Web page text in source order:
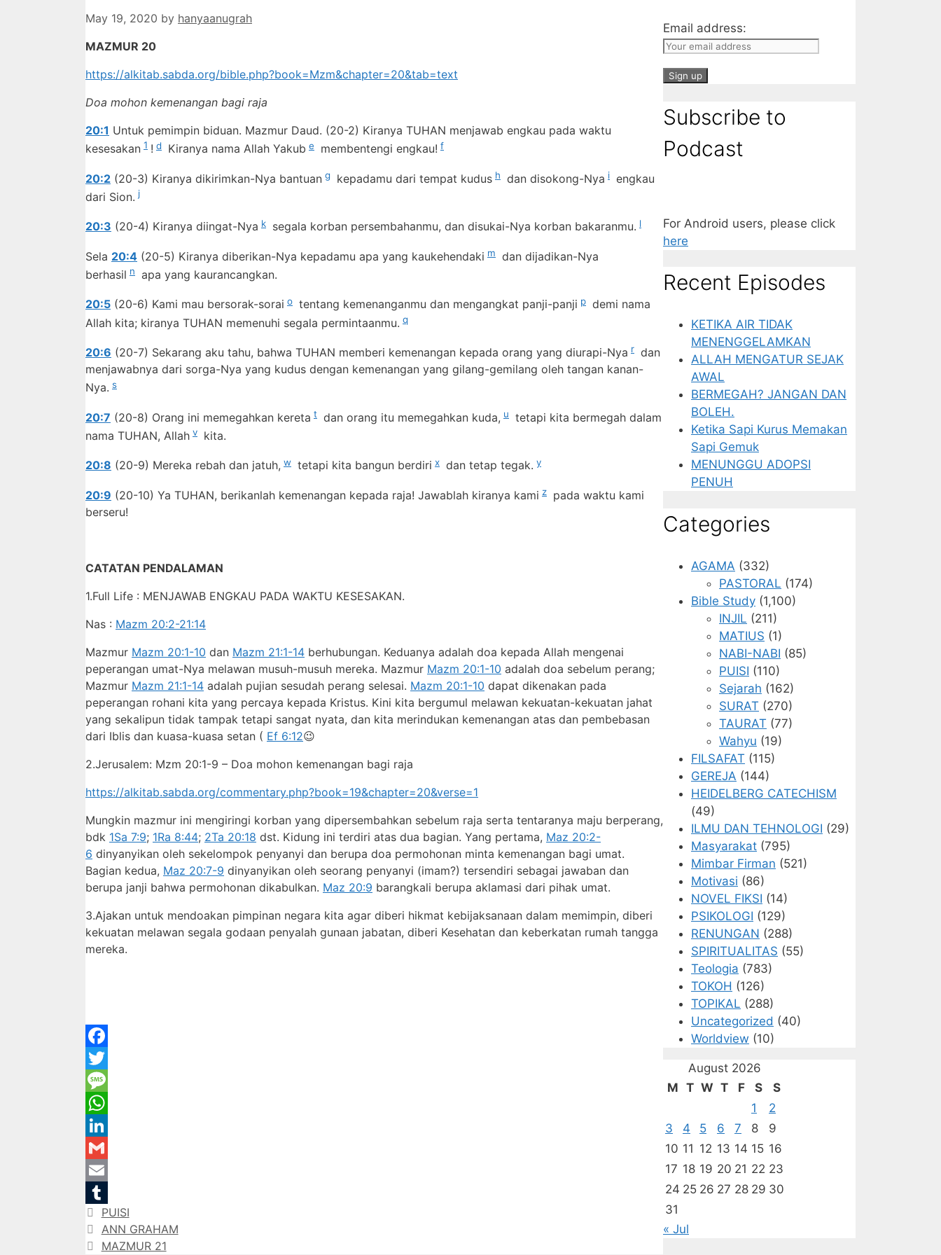
May 19, 2020 by hanyaanugrah
MAZMUR 20
https://alkitab.sabda.org/bible.php?book=Mzm&chapter=20&tab=text
Doa mohon kemenangan bagi raja
20:1 Untuk pemimpin biduan. Mazmur Daud. (20-2) Kiranya TUHAN menjawab engkau pada waktu
kesesakan 1 ! d Kiranya nama Allah Yakub e membentengi engkau! f
20:2 (20-3) Kiranya dikirimkan-Nya bantuan g kepadamu dari tempat kudus h dan disokong-Nya i engkau
dari Sion. j
20:3 (20-4) Kiranya diingat-Nya k segala korban persembahanmu, dan disukai-Nya korban bakaranmu. l
Sela 20:4 (20-5) Kiranya diberikan-Nya kepadamu apa yang kaukehendaki m
dan dijadikan-Nya
berhasil n apa yang kaurancangkan.
20:5 (20-6) Kami mau bersorak-sorai o tentang kemenanganmu dan mengangkat panji-panji p demi nama
Allah kita; kiranya TUHAN memenuhi segala permintaanmu. q
20:6 (20-7) Sekarang aku tahu, bahwa TUHAN memberi kemenangan kepada orang yang diurapi-Nya r dan
menjawabnya dari sorga-Nya yang kudus dengan kemenangan yang gilang-gemilang oleh tangan kanan-
Nya. s
20:7 (20-8) Orang ini memegahkan kereta t dan orang itu memegahkan kuda, u
tetapi kita bermegah dalam
nama TUHAN, Allah v kita.
20:8 (20-9) Mereka rebah dan jatuh, w tetapi kita bangun berdiri x dan tetap tegak. y
20:9 (20-10) Ya TUHAN, berikanlah kemenangan kepada raja! Jawablah kiranya kami z
pada waktu kami
berseru!
CATATAN PENDALAMAN
1.Full Life : MENJAWAB ENGKAU PADA WAKTU KESESAKAN.
Nas : Mazm 20:2-21:14
Mazmur Mazm 20:1-10 dan Mazm 21:1-14 berhubungan. Keduanya adalah doa kepada Allah mengenai
peperangan umat-Nya melawan musuh-musuh mereka. Mazmur Mazm 20:1-10 adalah doa sebelum perang;
Mazmur Mazm 21:1-14 adalah pujian sesudah perang selesai. Mazm 20:1-10 dapat dikenakan pada
peperangan rohani kita yang percaya kepada Kristus. Kini kita bergumul melawan kekuatan-kekuatan jahat
yang sekalipun tidak tampak tetapi sangat nyata, dan kita merindukan kemenangan atas dan pembebasan
dari Iblis dan kuasa-kuasa setan ( Ef 6:12😉
2.Jerusalem: Mzm 20:1-9 – Doa mohon kemenangan bagi raja
https://alkitab.sabda.org/commentary.php?book=19&chapter=20&verse=1
Mungkin mazmur ini mengiringi korban yang dipersembahkan sebelum raja serta tentaranya maju berperang,
bdk 1Sa 7:9; 1Ra 8:44; 2Ta 20:18 dst. Kidung ini terdiri atas dua bagian. Yang pertama, Maz 20:2-
6 dinyanyikan oleh sekelompok penyanyi dan berupa doa permohonan minta kemenangan bagi umat.
Bagian kedua, Maz 20:7-9 dinyanyikan oleh seorang penyanyi (imam?) tersendiri sebagai jawaban dan
berupa janji bahwa permohonan dikabulkan. Maz 20:9 barangkali berupa aklamasi dari pihak umat.
3.Ajakan untuk mendoakan pimpinan negara kita agar diberi hikmat kebijaksanaan dalam memimpin, diberi
kekuatan melawan segala godaan penyalah gunaan jabatan, diberi Kesehatan dan keberkatan rumah tangga
mereka.
Facebook
Twitter
Message
WhatsApp
LinkedIn
Gmail
Email
Tumblr
Categories
PUISI
ANN GRAHAM
MAZMUR 21
Email address:
Subscribe to
Podcast
For Android users, please click
here
Recent Episodes
KETIKA AIR TIDAK
MENENGGELAMKAN
ALLAH MENGATUR SEJAK
AWAL
BERMEGAH? JANGAN DAN
BOLEH.
Ketika Sapi Kurus Memakan
Sapi Gemuk
MENUNGGU ADOPSI
PENUH
Categories
AGAMA (332)
PASTORAL (174)
Bible Study (1,100)
INJIL (211)
MATIUS (1)
NABI-NABI (85)
PUISI (110)
Sejarah (162)
SURAT (270)
TAURAT (77)
Wahyu (19)
FILSAFAT (115)
GEREJA (144)
HEIDELBERG CATECHISM
(49)
ILMU DAN TEHNOLOGI (29)
Masyarakat (795)
Mimbar Firman (521)
Motivasi (86)
NOVEL FIKSI (14)
PSIKOLOGI (129)
RENUNGAN (288)
SPIRITUALITAS (55)
Teologia (783)
TOKOH (126)
TOPIKAL (288)
Uncategorized (40)
Worldview (10)
August 2026
M T W T F S
S
1
2
3
4 5 6 7 8
9
10 11 12 13 14 15 16
17 18 19 20 21 22 23
24 25 26 27 28 29 30
31
« Jul